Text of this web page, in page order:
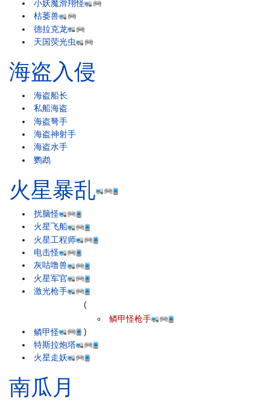
小妖魔滑翔怪
枯萎兽
德拉克龙
天国荧光虫
海盗入侵
海盗船长
私船海盗
海盗弩手
海盗神射手
海盗水手
鹦鹉
火星暴乱
扰脑怪
火星飞船
火星工程师
电击怪
灰咕噜兽
火星军官
激光枪手
鳞甲怪
(
鳞甲怪枪手
)
特斯拉炮塔
火星走妖
南瓜月